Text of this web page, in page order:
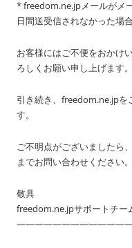
* freedom.ne.jpメールがメ
日間送受信されなかった場
お客様にはご不便をおかけ
ろしくお願い申し上げます。
引き続き、freedom.ne.jpを
す。
ご不明点がございましたら
までお問い合わせください。
敬具
freedom.ne.jpサポートチー